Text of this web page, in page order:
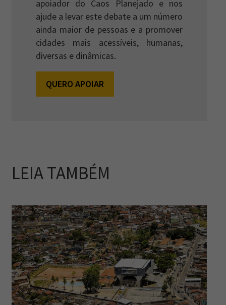
apoiador do Caos Planejado e nos
ajude a levar este debate a um número
ainda maior de pessoas e a promover
cidades mais acessíveis, humanas,
diversas e dinâmicas.
QUERO APOIAR
LEIA TAMBÉM